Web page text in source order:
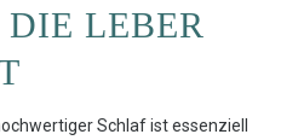
LEBER
Schlaf ist essenziell